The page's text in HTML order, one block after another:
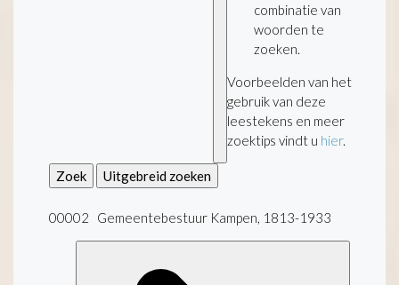
combinatie van
woorden te
zoeken.
Voorbeelden van het
gebruik van deze
leestekens en meer
zoektips vindt u hier.
Zoek Uitgebreid zoeken
00002 Gemeentebestuur Kampen, 1813-1933